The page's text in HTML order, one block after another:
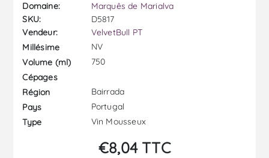
Domaine:
Marquês de Marialva
SKU:
D5817
Vendeur:
VelvetBull PT
Millésime
NV
Volume (ml)
750
Cépages
Région
Bairrada
Pays
Portugal
Type
Vin Mousseux
€8,04 TTC